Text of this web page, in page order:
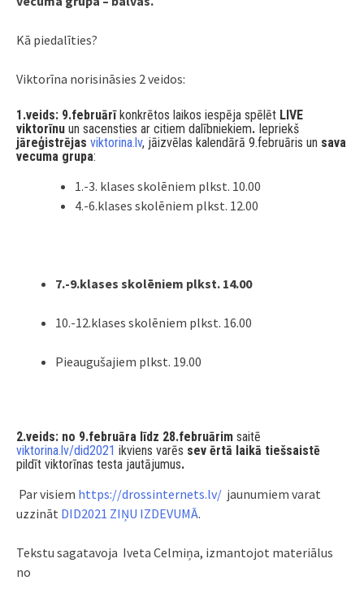
Kā piedalīties?
Viktorīna norisināsies 2 veidos:
1.veids: 9.februārī konkrētos laikos iespēja spēlēt LIVE
viktorīnu un sacensties ar citiem dalībniekiem. Iepriekš
jāreģistrējas viktorina.lv, jāizvēlas kalendārā 9.februāris un sava
vecuma grupa:
1.-3. klases skolēniem plkst. 10.00
4.-6.klases skolēniem plkst. 12.00
7.-9.klases skolēniem plkst. 14.00
10.-12.klases skolēniem plkst. 16.00
Pieaugušajiem plkst. 19.00
2.veids: no 9.februāra līdz 28.februārim saitē
viktorina.lv/did2021 ikviens varēs sev ērtā laikā tiešsaistē
pildīt viktorīnas testa jautājumus.
Par visiem https://drossinternets.lv/ jaunumiem varat
uzzināt DID2021 ZIŅU IZDEVUMĀ.
Tekstu sagatavoja Iveta Celmiņa, izmantojot materiālus
no